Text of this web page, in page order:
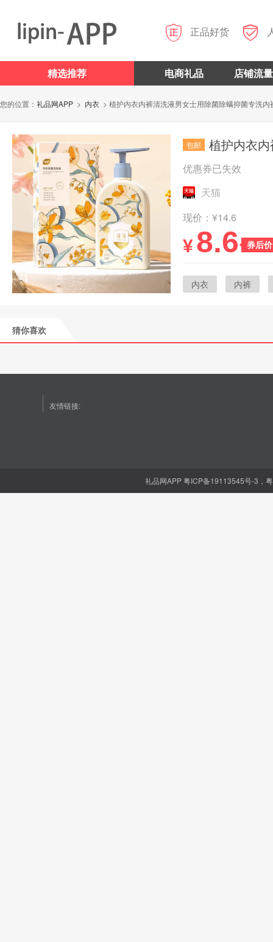
 正品好货 
精选推荐 电商礼品 店铺流量
您的位置： 礼品网APP > 内衣 > 植护内衣内裤清洗液男女士用除菌除螨抑菌专洗
包邮 植护内衣内裤
优惠券已失效
天猫
现价：¥14.6
券后价
¥8.6
内衣
内裤
猜你喜欢
友情链接:
礼品网APP粤ICP备19113545号-3，